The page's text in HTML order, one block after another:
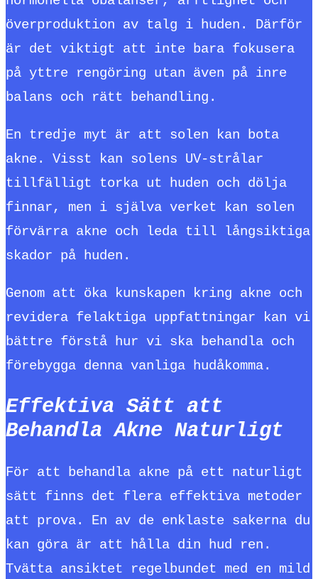
överproduktion av talg i huden. Därför
är det viktigt att inte bara fokusera
på yttre rengöring utan även på inre
balans och rätt behandling.
En tredje myt är att solen kan bota
akne. Visst kan solens UV-strålar
tillfälligt torka ut huden och dölja
finnar, men i själva verket kan solen
förvärra akne och leda till långsiktiga
skador på huden.
Genom att öka kunskapen kring akne och
revidera felaktiga uppfattningar kan vi
bättre förstå hur vi ska behandla och
förebygga denna vanliga hudåkomma.
Effektiva Sätt att
Behandla Akne Naturligt
För att behandla akne på ett naturligt
sätt finns det flera effektiva metoder
att prova. En av de enklaste sakerna du
kan göra är att hålla din hud ren.
Tvätta ansiktet regelbundet med en mild